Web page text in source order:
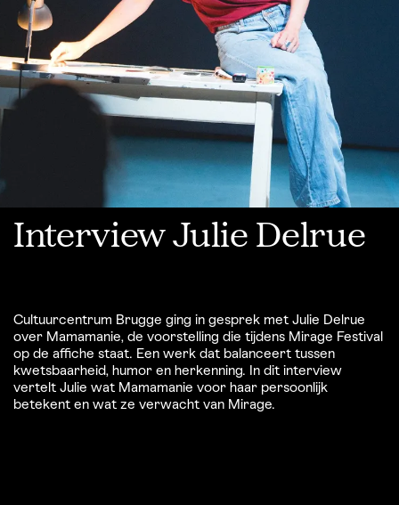
Interview Julie Delrue
Cultuurcentrum Brugge ging in gesprek met Julie Delrue
over Mamamanie, de voorstelling die tijdens Mirage Festival
op de affiche staat. Een werk dat balanceert tussen
kwetsbaarheid, humor en herkenning. In dit interview
vertelt Julie wat Mamamanie voor haar persoonlijk
betekent en wat ze verwacht van Mirage.